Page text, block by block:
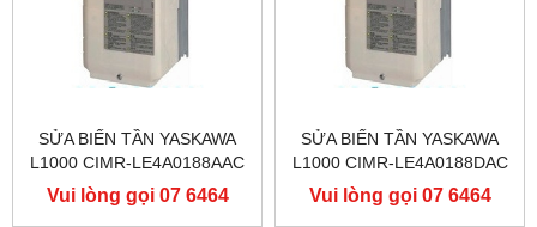
SỬA BIẾN TẦN YASKAWA
L1000 CIMR-LE4A0188AAC
400V 90KW, BIẾN TẦN
YASKAWA L1000
Vui lòng gọi 07 6464
SỬA BIẾN TẦN YASKAWA
L1000 CIMR-LE4A0188DAC
400V 90KW, BIẾN TẦN
YASKAWA L1000
Vui lòng gọi 07 6464